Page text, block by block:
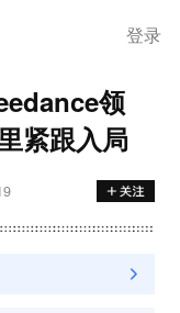
登录
领
紧跟入局